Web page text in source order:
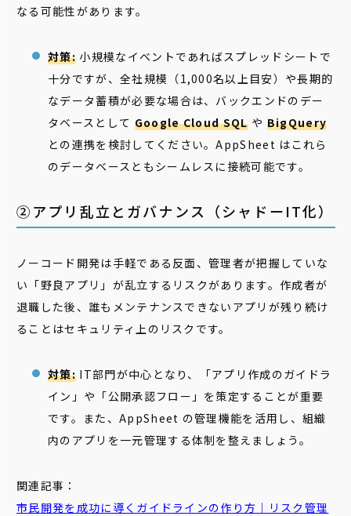
なる可能性があります。
対策:小規模なイベントであればスプレッドシートで
十分ですが、全社規模（1,000名以上目安）や長期的
なデータ蓄積が必要な場合は、バックエンドのデー
タベースとして Google Cloud SQLや BigQuery
との連携を検討してください。AppSheet はこれら
のデータベースともシームレスに接続可能です。
②アプリ乱立とガバナンス（シャドーIT化）
ノーコード開発は手軽である反面、管理者が把握していな
い「野良アプリ」が乱立するリスクがあります。作成者が
退職した後、誰もメンテナンスできないアプリが残り続け
ることはセキュリティ上のリスクです。
対策:IT部門が中心となり、「アプリ作成のガイドラ
イン」や「公開承認フロー」を策定することが重要
です。また、AppSheet の管理機能を活用し、組織
内のアプリを一元管理する体制を整えましょう。
関連記事：
市民開発を成功に導くガイドラインの作り方｜リスク管理